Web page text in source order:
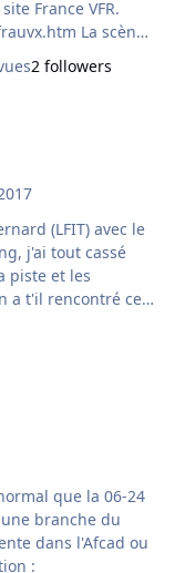
La scène
installeur multi-
commerciale au
: 26,90 Euros -
VFR : 28,90
2 followers
(LFIT) avec le
piste et les
dans la
une branche du
dans l'Afcad ou
: